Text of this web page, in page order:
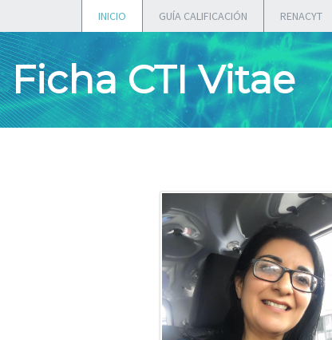
INICIO GUÍA CALIFICACIÓN RENACYT
Ficha CTI Vitae